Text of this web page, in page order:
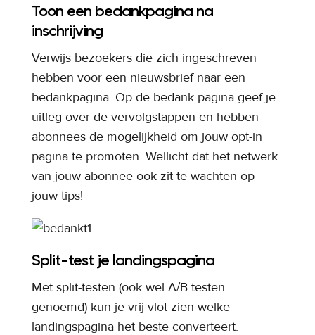
Toon een bedankpagina na
inschrijving
Verwijs bezoekers die zich ingeschreven
hebben voor een nieuwsbrief naar een
bedankpagina. Op de bedank pagina geef je
uitleg over de vervolgstappen en hebben
abonnees de mogelijkheid om jouw opt-in
pagina te promoten. Wellicht dat het netwerk
van jouw abonnee ook zit te wachten op
jouw tips!
Split-test je landingspagina
Met split-testen (ook wel A/B testen
genoemd) kun je vrij vlot zien welke
landingspagina het beste converteert.